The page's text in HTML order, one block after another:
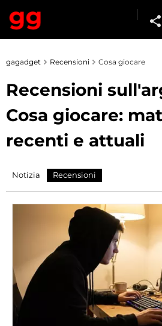
gagadget Recensioni Cosa giocare
Recensioni
Cosa giocare:
recenti e attuali
Notizia Recensioni